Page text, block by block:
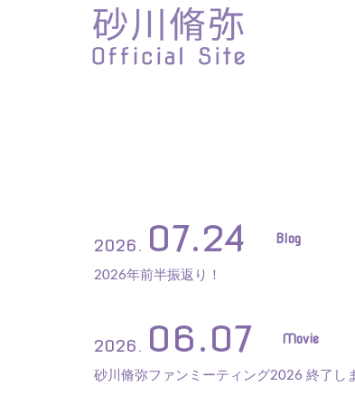
2026. 07.24 Blog
2026年前半振返り！
2026. 06.07 Movie
砂川脩弥ファンミーティング2026 終了し